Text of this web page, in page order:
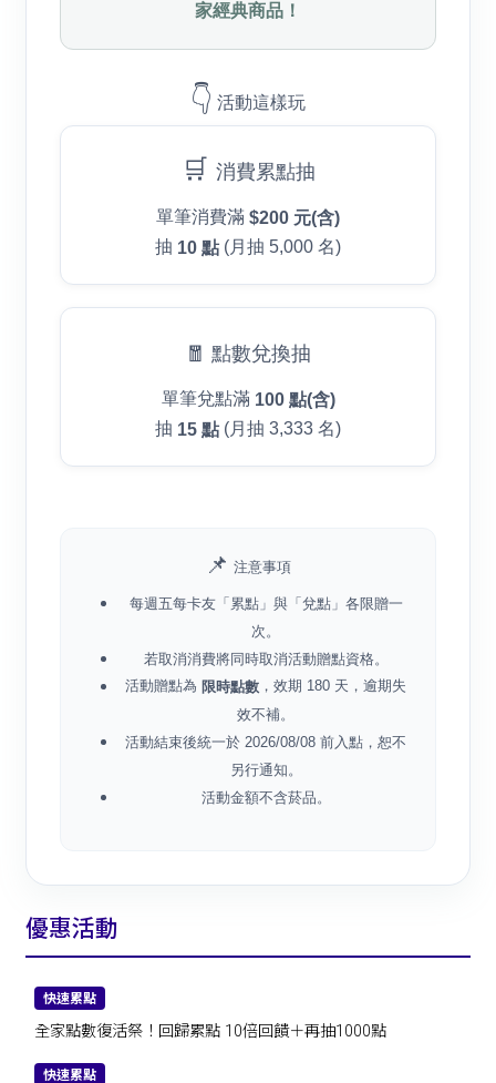
家經典商品！
👇 活動這樣玩
🛒 消費累點抽
單筆消費滿 $200 元(含)
抽 10 點 (月抽 5,000 名)
🧧 點數兌換抽
單筆兌點滿 100 點(含)
抽 15 點 (月抽 3,333 名)
📌 注意事項
每週五每卡友「累點」與「兌點」各限贈一
次。
若取消消費將同時取消活動贈點資格。
活動贈點為 限時點數 ，效期 180 天，逾期失
效不補。
活動結束後統一於 2026/08/08 前入點，恕不
另行通知。
活動金額不含菸品。
優惠活動
快速累點
全家點數復活祭！回歸累點 10倍回饋＋再抽1000點
快速累點